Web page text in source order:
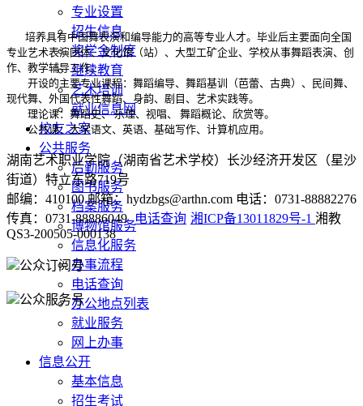
专业设置
招生信息
奖学金制度
继续教育
艺术培训
就业信息网
校友之家
公共服务
后勤服务
图书服务
档案服务
博物馆服务
信息化服务
办事流程
电话查询
办公地点列表
就业服务
网上办事
信息公开
基本信息
招生考试
培养具有中国舞表演和编导能力的高等专业人才。毕业后主要面向全国
专业艺术表演团体、文化馆（站）、大型工矿企业、学校从事舞蹈表演、创
作、教学辅导工作。
开设的主要专业课程：舞蹈编导、舞蹈基训（芭蕾、古典）、民间舞、
现代舞、外国代表性舞蹈、身韵、剧目、艺术实践等。
理论课：舞蹈史、 乐理、视唱、 舞蹈概论、欣赏等。
公共课：大学语文、英语、基础写作、计算机应用。
湖南艺术职业学院（湖南省艺术学校）长沙经济开发区（星沙
街道）特立东路719号
邮编：410100 邮箱：hydzbgs@arthn.com 电话：0731-88882276
传真：0731-88886049 电话查询 湘ICP备13011829号-1 湘教
QS3-200505-000138
公众订阅号
公众服务号